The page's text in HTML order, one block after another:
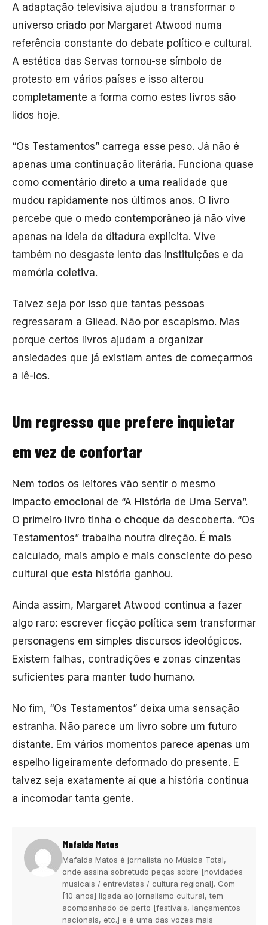
A adaptação televisiva ajudou a transformar o
universo criado por Margaret Atwood numa
referência constante do debate político e cultural.
A estética das Servas tornou-se símbolo de
protesto em vários países e isso alterou
completamente a forma como estes livros são
lidos hoje.
“Os Testamentos” carrega esse peso. Já não é
apenas uma continuação literária. Funciona quase
como comentário direto a uma realidade que
mudou rapidamente nos últimos anos. O livro
percebe que o medo contemporâneo já não vive
apenas na ideia de ditadura explícita. Vive
também no desgaste lento das instituições e da
memória coletiva.
Talvez seja por isso que tantas pessoas
regressaram a Gilead. Não por escapismo. Mas
porque certos livros ajudam a organizar
ansiedades que já existiam antes de começarmos
a lê-los.
Um regresso que prefere inquietar
em vez de confortar
Nem todos os leitores vão sentir o mesmo
impacto emocional de “A História de Uma Serva”.
O primeiro livro tinha o choque da descoberta. “Os
Testamentos” trabalha noutra direção. É mais
calculado, mais amplo e mais consciente do peso
cultural que esta história ganhou.
Ainda assim, Margaret Atwood continua a fazer
algo raro: escrever ficção política sem transformar
personagens em simples discursos ideológicos.
Existem falhas, contradições e zonas cinzentas
suficientes para manter tudo humano.
No fim, “Os Testamentos” deixa uma sensação
estranha. Não parece um livro sobre um futuro
distante. Em vários momentos parece apenas um
espelho ligeiramente deformado do presente. E
talvez seja exatamente aí que a história continua
a incomodar tanta gente.
Mafalda Matos
Mafalda Matos é jornalista no Música Total,
onde assina sobretudo peças sobre [novidades
musicais / entrevistas / cultura regional]. Com
[10 anos] ligada ao jornalismo cultural, tem
acompanhado de perto [festivais, lançamentos
nacionais, etc.] e é uma das vozes mais